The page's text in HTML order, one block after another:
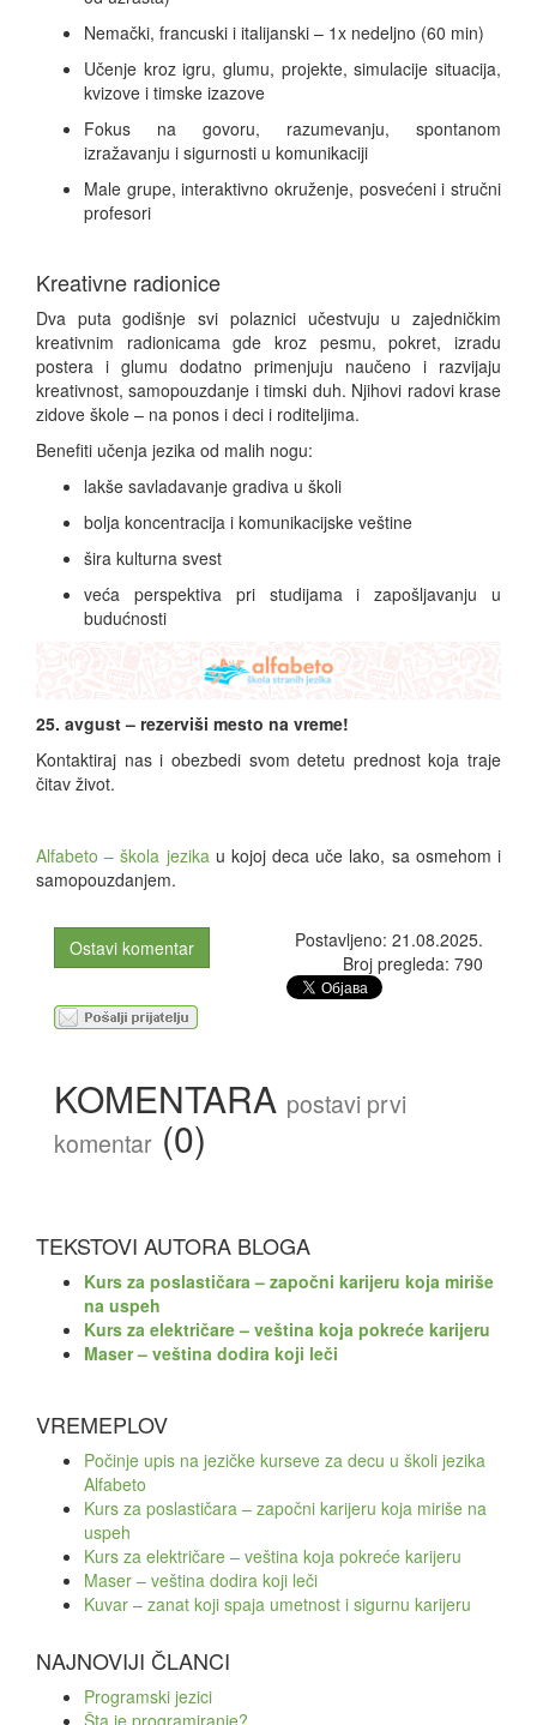
Nemački, francuski i italijanski – 1x nedeljno (60 min)
Učenje kroz igru, glumu, projekte, simulacije situacija,
kvizove i timske izazove
Fokus na govoru, razumevanju, spontanom
izražavanju i sigurnosti u komunikaciji
Male grupe, interaktivno okruženje, posvećeni i stručni
profesori
Kreativne radionice
Dva puta godišnje svi polaznici učestvuju u zajedničkim
kreativnim radionicama gde kroz pesmu, pokret, izradu
postera i glumu dodatno primenjuju naučeno i razvijaju
kreativnost, samopouzdanje i timski duh. Njihovi radovi krase
zidove škole – na ponos i deci i roditeljima.
Benefiti učenja jezika od malih nogu:
lakše savladavanje gradiva u školi
bolja koncentracija i komunikacijske veštine
šira kulturna svest
veća perspektiva pri studijama i zapošljavanju u
budućnosti
25. avgust – rezerviši mesto na vreme!
Kontaktiraj nas i obezbedi svom detetu prednost koja traje
čitav život.
Alfabeto – škola jezikau kojoj deca uče lako, sa osmehom i
samopouzdanjem.
Ostavi komentar
Postavljeno: 21.08.2025.
Broj pregleda: 790
KOMENTARA postavi prvi
komentar (0)
TEKSTOVI AUTORA BLOGA
Kurs za poslastičara – započni karijeru koja miriše
na uspeh
Kurs za električare – veština koja pokreće karijeru
Maser – veština dodira koji leči
VREMEPLOV
Počinje upis na jezičke kurseve za decu u školi jezika
Alfabeto
Kurs za poslastičara – započni karijeru koja miriše na
uspeh
Kurs za električare – veština koja pokreće karijeru
Maser – veština dodira koji leči
Kuvar – zanat koji spaja umetnost i sigurnu karijeru
NAJNOVIJI ČLANCI
Programski jezici